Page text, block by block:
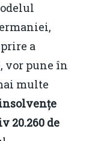
a
vor pune în
multe
20.260 de